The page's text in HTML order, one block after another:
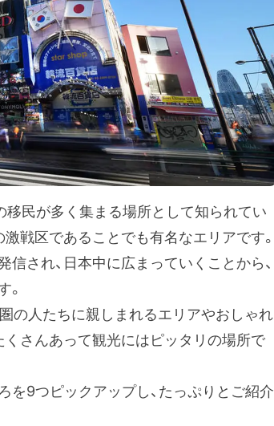
移民が多く集まる場所として知られてい
戦区であることでも有名なエリアです。
され、日本中に広まっていくことから、
。
の人たちに親しまれるエリアやおしゃれ
さんあって観光にはピッタリの場所で
9つピックアップし、たっぷりとご紹介